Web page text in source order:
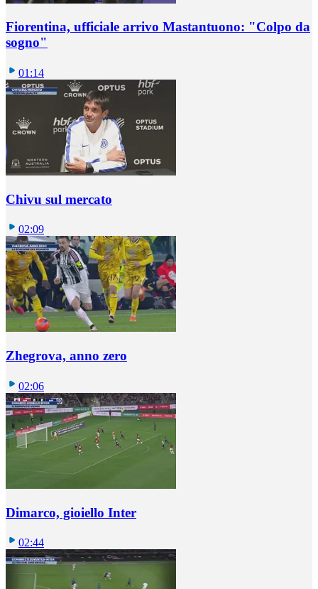
Fiorentina, ufficiale arrivo Mastantuono: "Colpo da
sogno"
01:14
Chivu sul mercato
02:09
Zhegrova, anno zero
02:06
Dimarco, gioiello Inter
02:44